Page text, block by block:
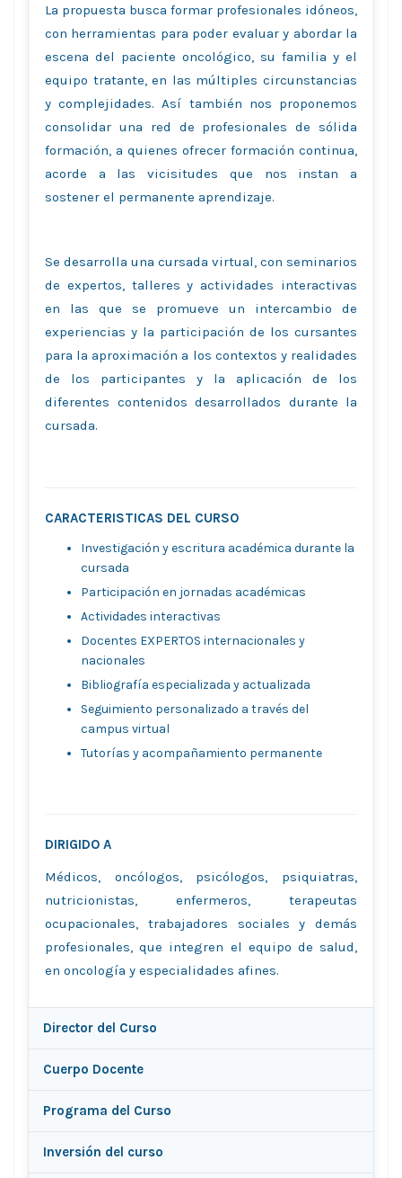
La propuesta busca formar profesionales idóneos,
con herramientas para poder evaluar y abordar la
escena del paciente oncológico, su familia y el
equipo tratante, en las múltiples circunstancias
y complejidades. Así también nos proponemos
consolidar una red de profesionales de sólida
formación, a quienes ofrecer formación continua,
acorde a las vicisitudes que nos instan a
sostener el permanente aprendizaje.
Se desarrolla una cursada virtual, con seminarios
de expertos, talleres y actividades interactivas
en las que se promueve un intercambio de
experiencias y la participación de los cursantes
para la aproximación a los contextos y realidades
de los participantes y la aplicación de los
diferentes contenidos desarrollados durante la
cursada.
CARACTERISTICAS DEL CURSO
Investigación y escritura académica durante la
cursada
Participación en jornadas académicas
Actividades interactivas
Docentes EXPERTOS internacionales y
nacionales
Bibliografía especializada y actualizada
Seguimiento personalizado a través del
campus virtual
Tutorías y acompañamiento permanente
DIRIGIDO A
Médicos, oncólogos, psicólogos, psiquiatras,
nutricionistas, enfermeros, terapeutas
ocupacionales, trabajadores sociales y demás
profesionales, que integren el equipo de salud,
en oncología y especialidades afines.
Director del Curso
Cuerpo Docente
Programa del Curso
Inversión del curso